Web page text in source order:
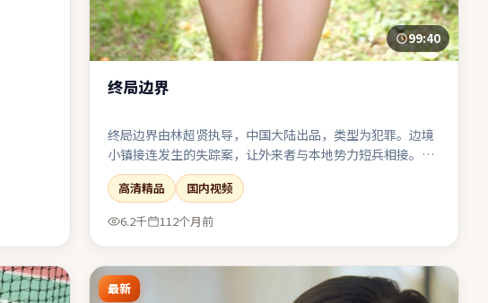
99:40
终局边界
终局边界由林超贤执导，中国大陆出品，类型为犯罪。边境
小镇接连发生的失踪案，让外来者与本地势力短兵相接。喜
剧桥段嵌入悲剧底色，笑过之后仍有回甘与唏嘘。值得在大
银幕或高质量终端上观看，声画细节信息丰富。
高清精品
国内视频
6.2千
112个月前
最新